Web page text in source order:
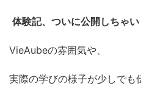
体験記、ついに公開しちゃい
VieAubeの雰囲気や、
実際の学びの様子が少しでも